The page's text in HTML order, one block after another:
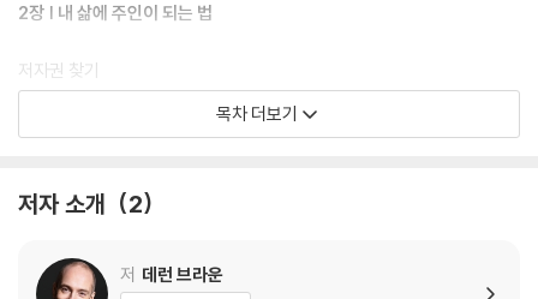
2장 | 내 삶에 주인이 되는 법
저자권 찾기
경험하는 자아 vs. 기억하는 자아
삶을 사랑하는 기술
3장 | 철학 천재들의 불행 피하기 기술
목차 더보기
저자 소개 2
저 데런 브라운